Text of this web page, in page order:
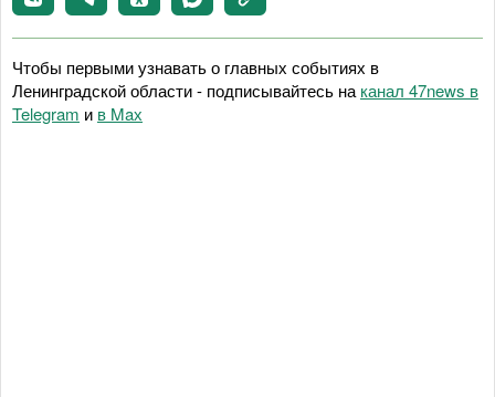
Чтобы первыми узнавать о главных событиях в
Ленинградской области - подписывайтесь на канал 47news в
Telegram и в Maх